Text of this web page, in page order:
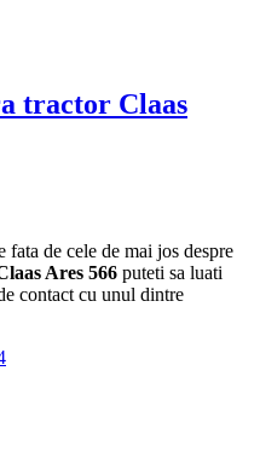
tractor Claas
de cele de mai jos despre
Ares 566 puteti sa luati
contact cu unul dintre